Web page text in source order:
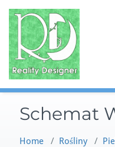
content
Schemat
Home / Rośliny /